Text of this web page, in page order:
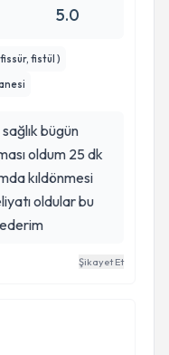
5.0
fistül )
bügün
oldum 25 dk
bu
Şikayet Et